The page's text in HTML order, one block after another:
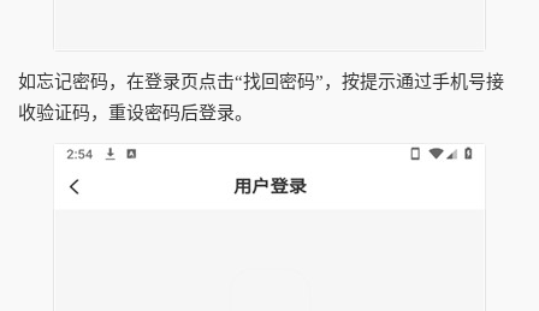
如忘记密码，在登录页点击“找回密码”，按提示通过手机号接
收验证码，重设密码后登录。